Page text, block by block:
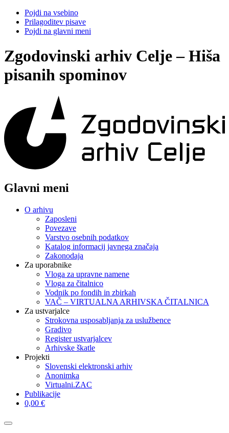
Pojdi na vsebino
Prilagoditev pisave
Pojdi na glavni meni
Zgodovinski arhiv Celje – Hiša
pisanih spominov
Glavni meni
O arhivu
Zaposleni
Povezave
Varstvo osebnih podatkov
Katalog informacij javnega značaja
Zakonodaja
Za uporabnike
Vloga za upravne namene
Vloga za čitalnico
Vodnik po fondih in zbirkah
VAČ – VIRTUALNA ARHIVSKA ČITALNICA
Za ustvarjalce
Strokovna usposabljanja za uslužbence
Gradivo
Register ustvarjalcev
Arhivske škatle
Projekti
Slovenski elektronski arhiv
Anonimka
Virtualni.ZAC
Publikacije
0,00 €